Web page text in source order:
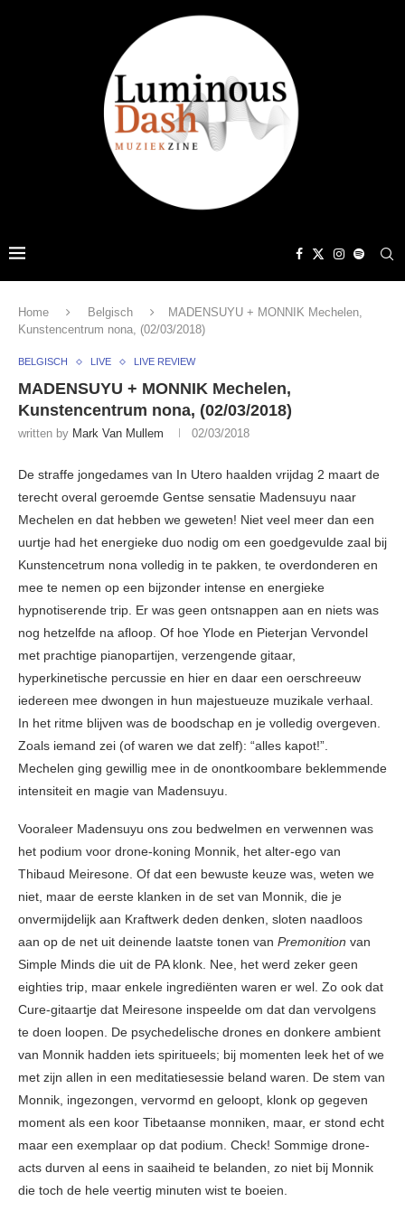
Home Belgisch
MADENSUYU + MONNIK Mechelen,
Kunstencentrum nona, (02/03/2018)
BELGISCH LIVE LIVE REVIEW
MADENSUYU + MONNIK Mechelen,
Kunstencentrum nona, (02/03/2018)
written by Mark Van Mullem 02/03/2018
De straffe jongedames van In Utero haalden vrijdag 2 maart de
terecht overal geroemde Gentse sensatie Madensuyu naar
Mechelen en dat hebben we geweten! Niet veel meer dan een
uurtje had het energieke duo nodig om een goedgevulde zaal bij
Kunstencetrum nona volledig in te pakken, te overdonderen en
mee te nemen op een bijzonder intense en energieke
hypnotiserende trip. Er was geen ontsnappen aan en niets was
nog hetzelfde na afloop. Of hoe Ylode en Pieterjan Vervondel
met prachtige pianopartijen, verzengende gitaar,
hyperkinetische percussie en hier en daar een oerschreeuw
iedereen mee dwongen in hun majestueuze muzikale verhaal.
In het ritme blijven was de boodschap en je volledig overgeven.
Zoals iemand zei (of waren we dat zelf): “alles kapot!”.
Mechelen ging gewillig mee in de onontkoombare beklemmende
intensiteit en magie van Madensuyu.
Vooraleer Madensuyu ons zou bedwelmen en verwennen was
het podium voor drone-koning Monnik, het alter-ego van
Thibaud Meiresone. Of dat een bewuste keuze was, weten we
niet, maar de eerste klanken in de set van Monnik, die je
onvermijdelijk aan Kraftwerk deden denken, sloten naadloos
aan op de net uit deinende laatste tonen van Premonition van
Simple Minds die uit de PA klonk. Nee, het werd zeker geen
eighties trip, maar enkele ingrediënten waren er wel. Zo ook dat
Cure-gitaartje dat Meiresone inspeelde om dat dan vervolgens
te doen loopen. De psychedelische drones en donkere ambient
van Monnik hadden iets spiritueels; bij momenten leek het of we
met zijn allen in een meditatiesessie beland waren. De stem van
Monnik, ingezongen, vervormd en geloopt, klonk op gegeven
moment als een koor Tibetaanse monniken, maar, er stond echt
maar een exemplaar op dat podium. Check! Sommige drone-
acts durven al eens in saaiheid te belanden, zo niet bij Monnik
die toch de hele veertig minuten wist te boeien.